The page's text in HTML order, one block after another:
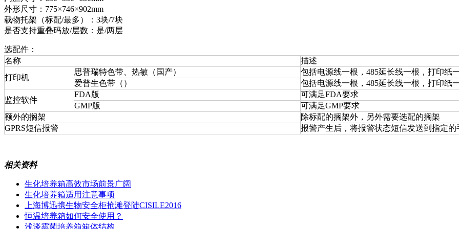
外形尺寸：775×746×902mm
载物托架（标配/最多）：3块/7块
是否支持重叠码放/层数：是/两层
选配件：
名称
描述
打印机
思普瑞特色带、热敏（国产）
包括电源线一根，485延长线一根，打印纸
爱普生色带（）
包括电源线一根，485延长线一根，打印纸
监控软件
FDA版
可满足FDA要求
GMP版
可满足GMP要求
额外的搁架
除标配的搁架外，另外需要选配的搁架
GPRS短信报警
报警产生后，将报警状态短信发送到指定的
相关资料
生化培养箱高效市场前景广阔
生化培养箱适用注意事项
上海博迅携生物安全柜抢滩登陆CISILE2016
恒温培养箱如何安全使用？
浅谈霉菌培养箱箱体结构